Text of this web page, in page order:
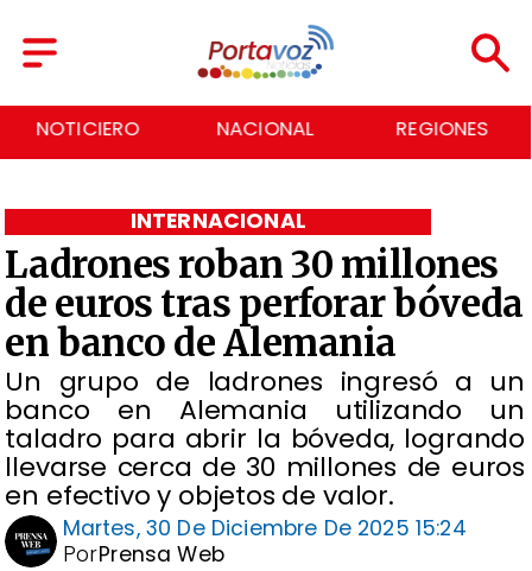
NACIONAL REGIONES ECONOMÍA
Ladrones roban 30 millones
de euros tras perforar bóveda
en banco de Alemania
Un grupo de ladrones ingresó a un
banco en Alemania utilizando un
taladro para abrir la bóveda, logrando
llevarse cerca de 30 millones de euros
en efectivo y objetos de valor.
INTERNACIONAL
Martes, 30 De Diciembre De 2025 15:24
Prensa Web
Por